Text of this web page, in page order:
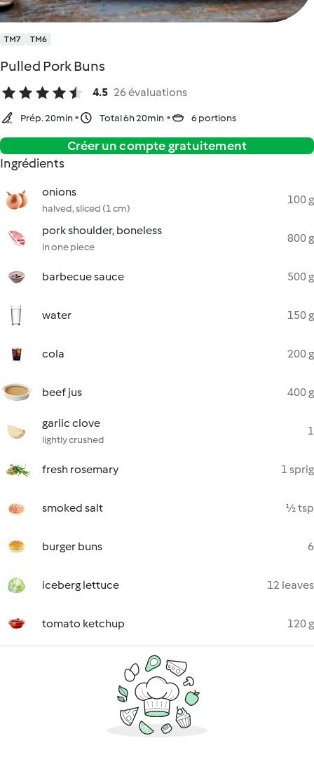
TM7 TM6
Pulled Pork Buns
4.5 26 évaluations
Prép. 20min Total 6h 20min 6 portions
Créer un compte gratuitement
Ingrédients
onions
halved, sliced (1 cm)
100 g
pork shoulder, boneless
in one piece
800 g
barbecue sauce 500 g
water 150 g
cola 200 g
beef jus 400 g
garlic clove
lightly crushed
1
fresh rosemary 1 sprig
smoked salt ½ tsp
burger buns 6
iceberg lettuce 12 leaves
tomato ketchup 120 g